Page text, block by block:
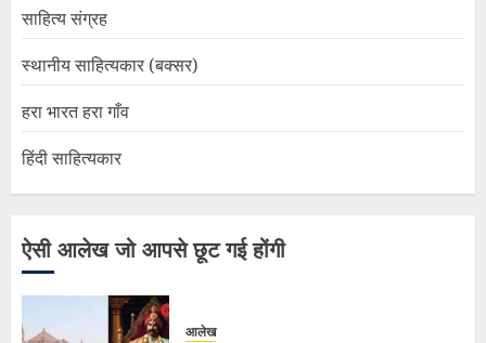
साहित्य संग्रह
स्थानीय साहित्यकार (बक्सर)
हरा भारत हरा गाँव
हिंदी साहित्यकार
ऐसी आलेख जो आपसे छूट गई होंगी
आलेख